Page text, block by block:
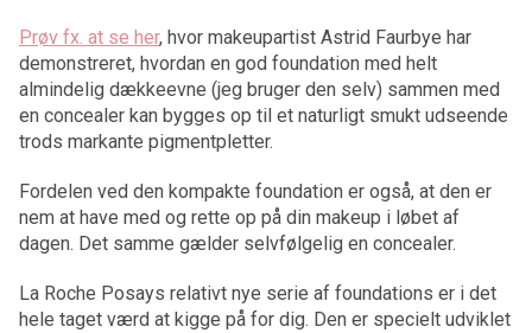
Prøv fx. at se her, hvor makeupartist Astrid Faurbye har
demonstreret, hvordan en god foundation med helt
almindelig dækkeevne (jeg bruger den selv) sammen med
en concealer kan bygges op til et naturligt smukt udseende
trods markante pigmentpletter.
Fordelen ved den kompakte foundation er også, at den er
nem at have med og rette op på din makeup i løbet af
dagen. Det samme gælder selvfølgelig en concealer.
La Roche Posays relativt nye serie af foundations er i det
hele taget værd at kigge på for dig. Den er specielt udviklet